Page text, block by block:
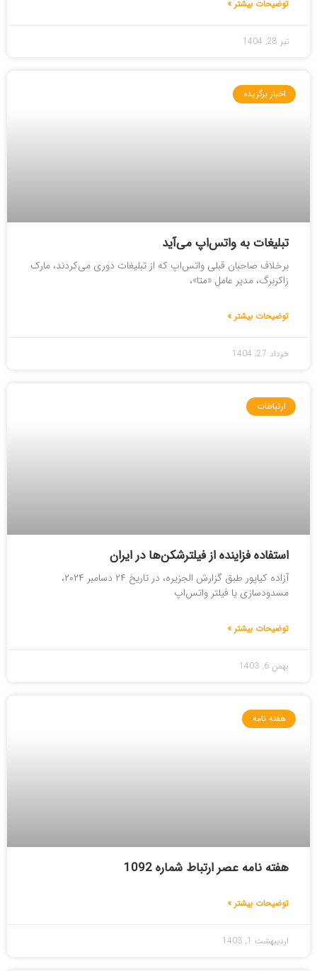
توضیحات بیشتر »
تیر 28, 1404
اخبار برگزیده
تبلیغات به واتس‌اپ می‌آید
برخلاف صاحبان قبلی واتس‌اپ که از تبلیغات دوری می‌کردند، مارک
زاکربرگ، مدیر عامل «متا»،
توضیحات بیشتر »
خرداد 27, 1404
ارتباطات
استفاده فزاینده از فیلترشکن‌ها در ایران
آزاده کیاپور طبق گزارش الجزیره، در تاریخ ۲۴ دسامبر ۲۰۲۴،
مسدودسازی یا فیلتر واتس‌اپ
توضیحات بیشتر »
بهمن 6, 1403
هفته نامه
هفته نامه عصر ارتباط شماره 1092
توضیحات بیشتر »
اردیبهشت 1, 1403